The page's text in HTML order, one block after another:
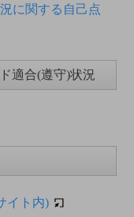
に関する自己点
適合(遵守)状況
イト内)